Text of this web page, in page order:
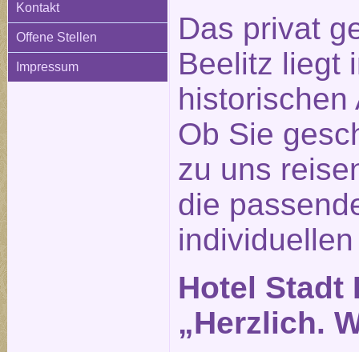
Kontakt
Offene Stellen
Impressum
Das privat
Beelitz liegt
historischen
Ob Sie
zu uns
die
Hotel Stadt
„Herzlich.